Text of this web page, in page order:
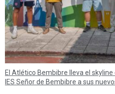
El Atlético Bembibre lleva el
IES Señor de Bembibre a sus